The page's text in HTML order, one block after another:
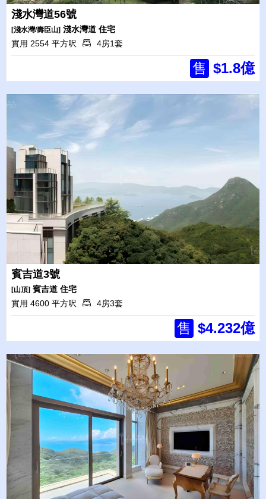
淺水灣道56號
[淺水灣/壽臣山] 淺水灣道 住宅
實用 2554 平方呎
4房1套
售 $1.8億
賓吉道3號
[山頂] 賓吉道 住宅
實用 4600 平方呎
4房3套
售 $4.232億